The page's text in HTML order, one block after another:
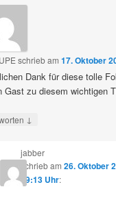
schriebam17. Oktober
Dank für diese tolle
Gast zu diesem wichtigen
↓
jabber
schriebam 26. Oktober
09:13 Uhr: